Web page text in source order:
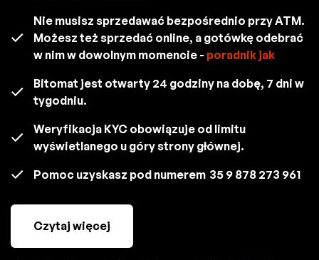
Nie musisz sprzedawać bezpośrednio przy ATM.
Możesz też sprzedać online, a gotówkę odebrać
w nim w dowolnym momencie - poradnik jak
Bitomat jest otwarty 24 godziny na dobę, 7 dni w
tygodniu.
Weryfikacja KYC obowiązuje od limitu
wyświetlanego u góry strony głównej.
Pomoc uzyskasz pod numerem 35 9 878 273 961
Czytaj więcej